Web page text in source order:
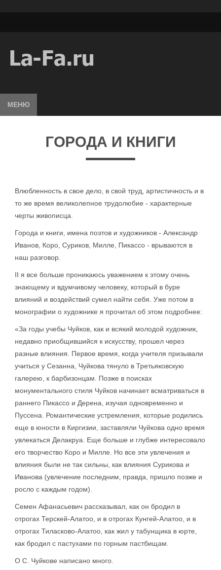
МЕНЮ
ГОРОДА И КНИГИ
Влюбленность в свое дело, в свой труд, артистичность и в
то же время великолепное трудолюбие - характерные
черты живописца.
Города и книги, имена поэтов и художников - Александр
Иванов, Коро, Суриков, Милле, Пикассо - врываются в
наш разговор.
II я все больше проникаюсь уважением к этому очень
знающему и вдумчивому человеку, который в буре
влияний и воздействий сумел найти себя. Уже потом в
монографии о художнике я прочитал об этом подробнее:
«За годы учебы Чуйков, как и всякий молодой художник,
недавно приобщившийся к искусству, прошел через
разные влияния. Первое время, когда учителя призывали
учиться у Сезанна, Чуйкова тянуло в Третьяковскую
галерею, к барбизонцам. Позже в поисках
монументального стиля Чуйков начинает всматриваться в
раннего Пикассо и Дерена, изучая одновременно и
Пуссена. Романтические устремления, которые родились
еще в юности в Киргизии, заставляли Чуйкова одно время
увлекаться Делакруа. Еще больше и глубже интересовало
его творчество Коро и Милле. Но все эти увлечения и
влияния были не так сильны, как влияния Сурикова и
Иванова (увлечение последним, правда, пришло позже и
росло с каждым годом).
Семен Афанасьевич рассказывал, как он бродил в
отрогах Терскей-Алатоо, и в отрогах Кунгей-Алатоо, и в
отрогах Тиласково-Алатоо, как жил у табунщика в юрте,
как бродил с пастухами по горным пастбищам.
О С. Чуйкове написано много.